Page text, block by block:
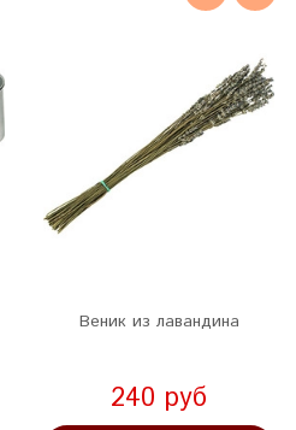
Веник из лавандина
240 руб